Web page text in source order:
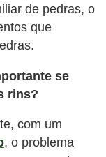
de pedras, o
que
se
rins?
com um
, o problema